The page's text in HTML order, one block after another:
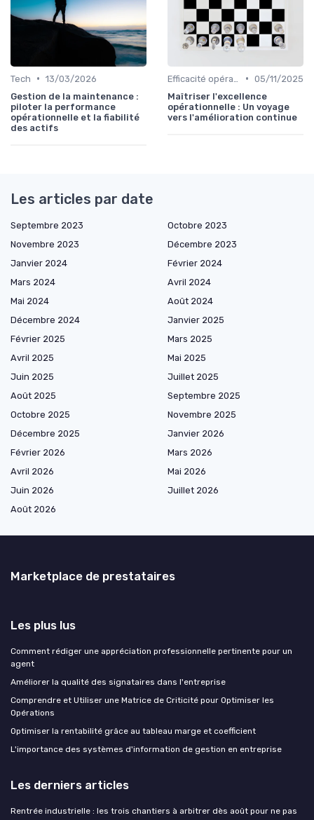
Tech • 13/03/2026
Gestion de la maintenance :
piloter la performance
opérationnelle et la fiabilité
des actifs
• 05/11/2025
Maîtriser l'excellence
opérationnelle : Un voyage
vers l'amélioration continue
Les articles par date
Septembre 2023
Octobre 2023
Novembre 2023
Décembre 2023
Janvier 2024
Février 2024
Mars 2024
Avril 2024
Mai 2024
Août 2024
Décembre 2024
Janvier 2025
Février 2025
Mars 2025
Avril 2025
Mai 2025
Juin 2025
Juillet 2025
Août 2025
Septembre 2025
Octobre 2025
Novembre 2025
Décembre 2025
Janvier 2026
Février 2026
Mars 2026
Avril 2026
Mai 2026
Juin 2026
Juillet 2026
Août 2026
Marketplace de prestataires
Les plus lus
Comment rédiger une appréciation professionnelle pertinente pour un
agent
Améliorer la qualité des signataires dans l'entreprise
Comprendre et Utiliser une Matrice de Criticité pour Optimiser les
Opérations
Optimiser la rentabilité grâce au tableau marge et coefficient
L'importance des systèmes d'information de gestion en entreprise
Les derniers articles
Rentrée industrielle : les trois chantiers à arbitrer dès août pour ne pas